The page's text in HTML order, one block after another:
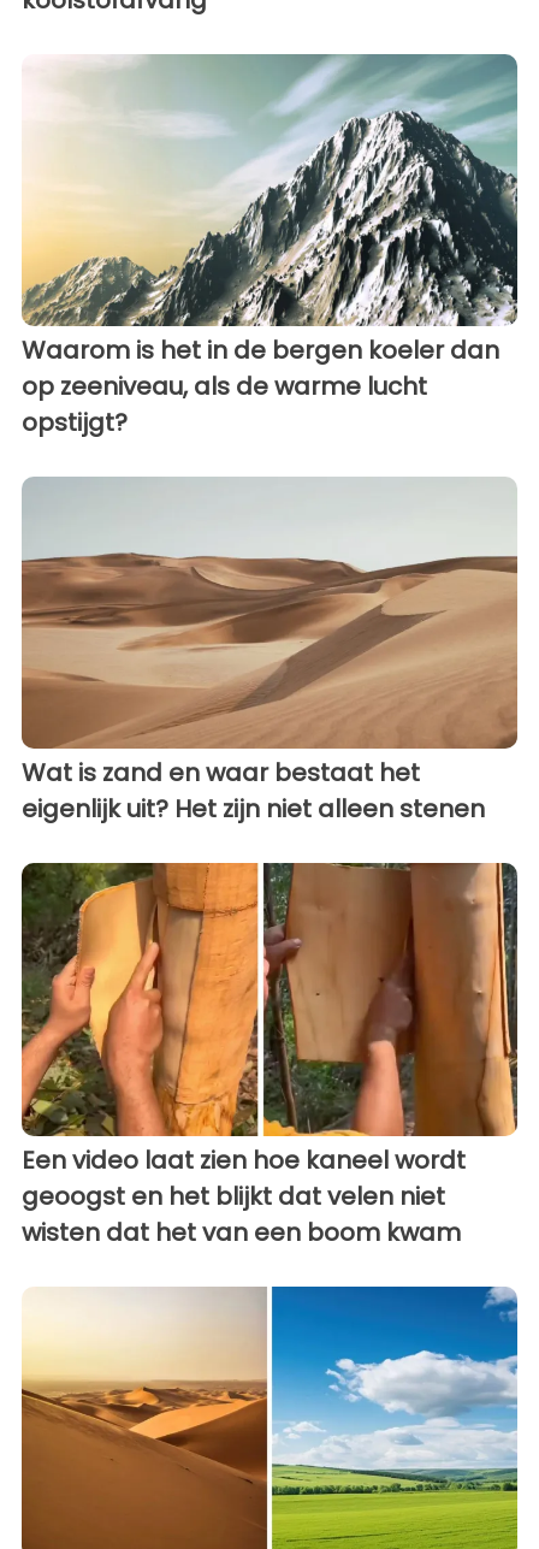
Waarom is het in de bergen koeler dan
op zeeniveau, als de warme lucht
opstijgt?
Wat is zand en waar bestaat het
eigenlijk uit? Het zijn niet alleen stenen
Een video laat zien hoe kaneel wordt
geoogst en het blijkt dat velen niet
wisten dat het van een boom kwam